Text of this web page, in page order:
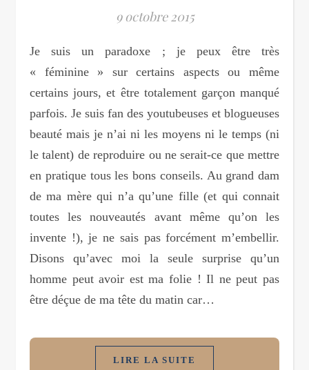
9 octobre 2015
Je suis un paradoxe ; je peux être très
« féminine » sur certains aspects ou même
certains jours, et être totalement garçon manqué
parfois. Je suis fan des youtubeuses et blogueuses
beauté mais je n’ai ni les moyens ni le temps (ni
le talent) de reproduire ou ne serait-ce que mettre
en pratique tous les bons conseils. Au grand dam
de ma mère qui n’a qu’une fille (et qui connait
toutes les nouveautés avant même qu’on les
invente !), je ne sais pas forcément m’embellir.
Disons qu’avec moi la seule surprise qu’un
homme peut avoir est ma folie ! Il ne peut pas
être déçue de ma tête du matin car…
LIRE LA SUITE